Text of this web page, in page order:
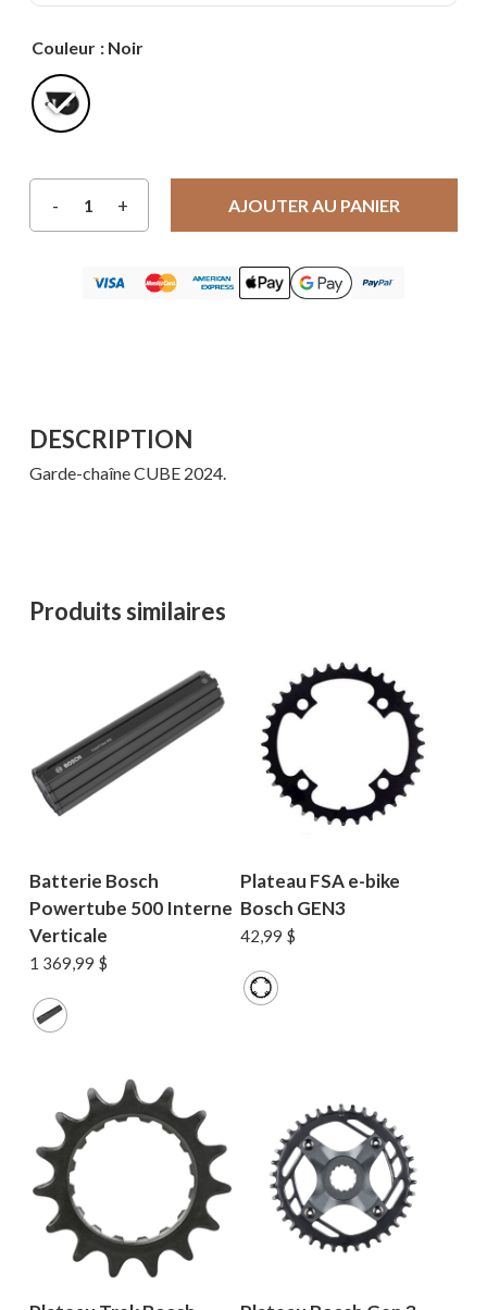
Votre panier est vide.
Couleur : Noir
AJOUTER AU PANIER
DESCRIPTION
Garde-chaîne CUBE 2024.
Produits similaires
Batterie Bosch
Powertube 500 Interne
Verticale
1 369,99 $
Plateau FSA e-bike
Bosch GEN3
42,99 $